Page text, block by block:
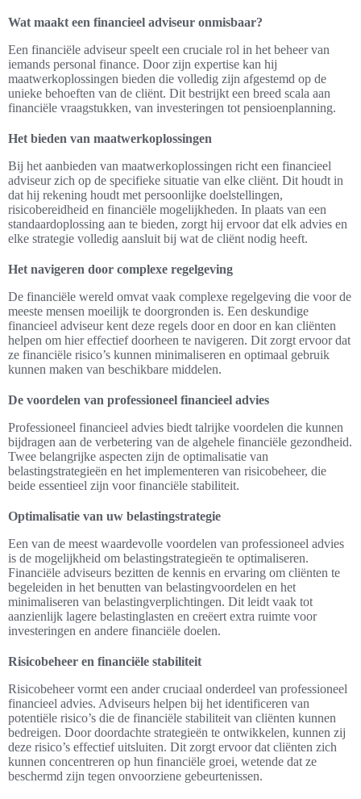
Wat maakt een financieel adviseur onmisbaar?
Een financiële adviseur speelt een cruciale rol in het beheer van
iemands personal finance. Door zijn expertise kan hij
maatwerkoplossingen bieden die volledig zijn afgestemd op de
unieke behoeften van de cliënt. Dit bestrijkt een breed scala aan
financiële vraagstukken, van investeringen tot pensioenplanning.
Het bieden van maatwerkoplossingen
Bij het aanbieden van maatwerkoplossingen richt een financieel
adviseur zich op de specifieke situatie van elke cliënt. Dit houdt in
dat hij rekening houdt met persoonlijke doelstellingen,
risicobereidheid en financiële mogelijkheden. In plaats van een
standaardoplossing aan te bieden, zorgt hij ervoor dat elk advies en
elke strategie volledig aansluit bij wat de cliënt nodig heeft.
Het navigeren door complexe regelgeving
De financiële wereld omvat vaak complexe regelgeving die voor de
meeste mensen moeilijk te doorgronden is. Een deskundige
financieel adviseur kent deze regels door en door en kan cliënten
helpen om hier effectief doorheen te navigeren. Dit zorgt ervoor dat
ze financiële risico’s kunnen minimaliseren en optimaal gebruik
kunnen maken van beschikbare middelen.
De voordelen van professioneel financieel advies
Professioneel financieel advies biedt talrijke voordelen die kunnen
bijdragen aan de verbetering van de algehele financiële gezondheid.
Twee belangrijke aspecten zijn de optimalisatie van
belastingstrategieën en het implementeren van risicobeheer, die
beide essentieel zijn voor financiële stabiliteit.
Optimalisatie van uw belastingstrategie
Een van de meest waardevolle voordelen van professioneel advies
is de mogelijkheid om belastingstrategieën te optimaliseren.
Financiële adviseurs bezitten de kennis en ervaring om cliënten te
begeleiden in het benutten van belastingvoordelen en het
minimaliseren van belastingverplichtingen. Dit leidt vaak tot
aanzienlijk lagere belastinglasten en creëert extra ruimte voor
investeringen en andere financiële doelen.
Risicobeheer en financiële stabiliteit
Risicobeheer vormt een ander cruciaal onderdeel van professioneel
financieel advies. Adviseurs helpen bij het identificeren van
potentiële risico’s die de financiële stabiliteit van cliënten kunnen
bedreigen. Door doordachte strategieën te ontwikkelen, kunnen zij
deze risico’s effectief uitsluiten. Dit zorgt ervoor dat cliënten zich
kunnen concentreren op hun financiële groei, wetende dat ze
beschermd zijn tegen onvoorziene gebeurtenissen.